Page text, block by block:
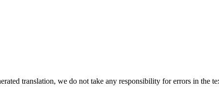
translation, we do not take any responsibility for errors in the